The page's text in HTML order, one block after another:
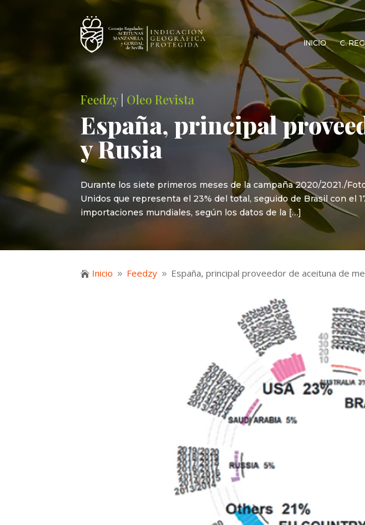
INICIO C.
Feedzy| Oleo Revista
España, principal
y Rusia
Durante los siete primeros meses de la campaña 2020/2021./
Unidos que representa el 23% del total, seguido de Brasil con el
importaciones mundiales, según los datos de la […]
 Inicio 9 Feedzy 9 España, principal proveedor de aceituna de